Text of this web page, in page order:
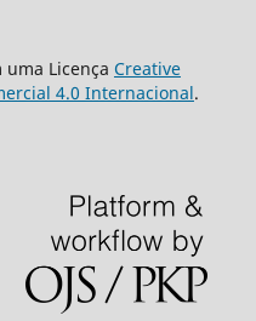
uma Licença Creative
4.0 Internacional.